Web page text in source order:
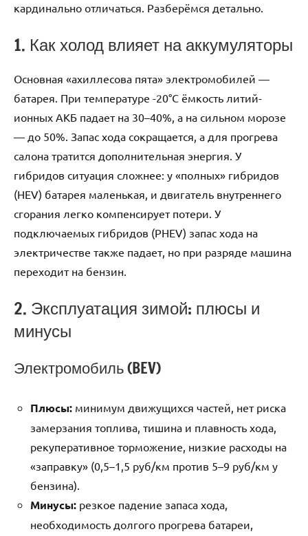
кардинально отличаться. Разберёмся детально.
1. Как холод влияет на аккумуляторы
Основная «ахиллесова пята» электромобилей —
батарея. При температуре -20°C ёмкость литий-
ионных АКБ падает на 30–40%, а на сильном морозе
— до 50%. Запас хода сокращается, а для прогрева
салона тратится дополнительная энергия. У
гибридов ситуация сложнее: у «полных» гибридов
(HEV) батарея маленькая, и двигатель внутреннего
сгорания легко компенсирует потери. У
подключаемых гибридов (PHEV) запас хода на
электричестве также падает, но при разряде машина
переходит на бензин.
2. Эксплуатация зимой: плюсы и
минусы
Электромобиль (BEV)
Плюсы: минимум движущихся частей, нет риска
замерзания топлива, тишина и плавность хода,
рекуперативное торможение, низкие расходы на
«заправку» (0,5–1,5 руб/км против 5–9 руб/км у
бензина).
Минусы: резкое падение запаса хода,
необходимость долгого прогрева батареи,